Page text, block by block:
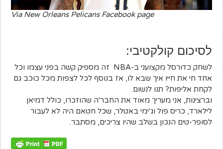
Via New Orleans Pelicans Facebook page
לסיכום קולקטיבי:
לשחק כדורסל מקצועני ב-NBA זה מספיק קשה בפני עצמו וכל
אחד חי את חייו איך שבא לו, אז בנוסף לכל לצפות מכל כוכב גם
לקחת אליפות? תנו לנשום.
וברצינות, אני מעריך מאוד את החבר'ה שהוזכרו, כולל דמיאן
לילארד, כריס פול וג'ימי באטלר, שכל חטאם היה לא לעבור
לסופר-טים הנכון בשלב שהיו צריכים, מסתבר.